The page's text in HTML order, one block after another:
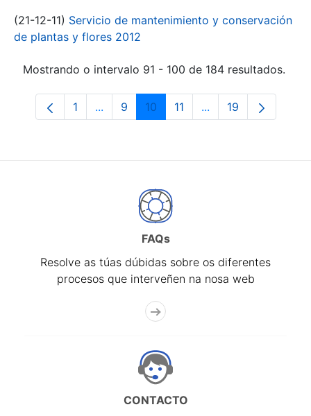
(21-12-11) Servicio de mantenimiento y conservación
de plantas y flores 2012
Mostrando o intervalo 91 - 100 de 184 resultados.
Páxina
1 ...Páxinas intermedias Use pestaña para
Páxina
9 Páxina
10 Páxina
11 ...PáxinasPáxina
19
FAQs
Resolve as túas dúbidas sobre os diferentes
procesos que interveñen na nosa web
CONTACTO